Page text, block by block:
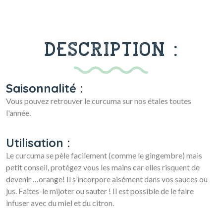
DESCRIPTION :
Saisonnalité :
Vous pouvez retrouver le curcuma sur nos étales toutes
l'année.
Utilisation :
Le curcuma se pèle facilement (comme le gingembre) mais
petit conseil, protégez vous les mains car elles risquent de
devenir …orange! Il s’incorpore aisément dans vos sauces ou
jus. Faites-le mijoter ou sauter ! Il est possible de le faire
infuser avec du miel et du citron.